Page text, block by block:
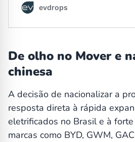
De olho no Mover e
chinesa
A decisão de nacionalizar a
resposta direta à rápida
eletrificados no Brasil e à
marcas como BYD, GWM,